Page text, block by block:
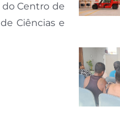
do Centro de
Ciências e